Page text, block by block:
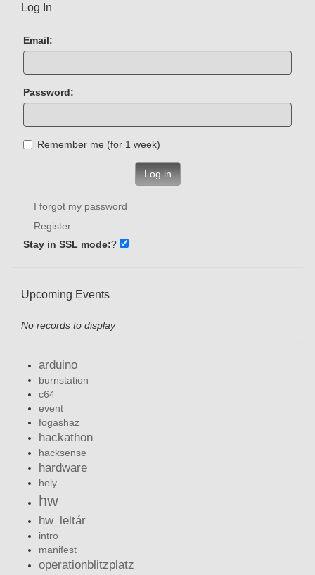
Log In
Email:
Password:
Remember me (for 1 week)
Log in
I forgot my password
Register
Stay in SSL mode:?
Upcoming Events
No records to display
arduino
burnstation
c64
event
fogashaz
hackathon
hacksense
hardware
hely
hw
hw_leltár
intro
manifest
operationblitzplatz